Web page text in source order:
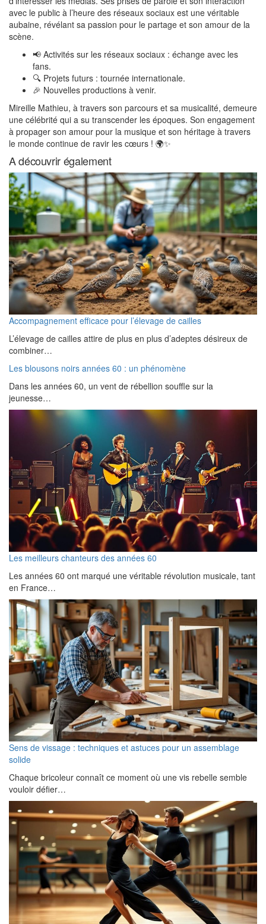
avec le public à l’heure des réseaux sociaux est une véritable
aubaine, révélant sa passion pour le partage et son amour de la
scène.
📢 Activités sur les réseaux sociaux : échange avec les
fans.
🔍 Projets futurs : tournée internationale.
🎉 Nouvelles productions à venir.
Mireille Mathieu, à travers son parcours et sa musicalité, demeure
une célébrité qui a su transcender les époques. Son engagement
à propager son amour pour la musique et son héritage à travers
le monde continue de ravir les cœurs ! 🌍✨
A découvrir également
Accompagnement efficace pour l’élevage de cailles
L’élevage de cailles attire de plus en plus d’adeptes désireux de
combiner…
Les blousons noirs années 60 : un phénomène
Dans les années 60, un vent de rébellion souffle sur la
jeunesse…
Les meilleurs chanteurs des années 60
Les années 60 ont marqué une véritable révolution musicale, tant
en France…
Sens de vissage : techniques et astuces pour un assemblage
solide
Chaque bricoleur connaît ce moment où une vis rebelle semble
vouloir défier…